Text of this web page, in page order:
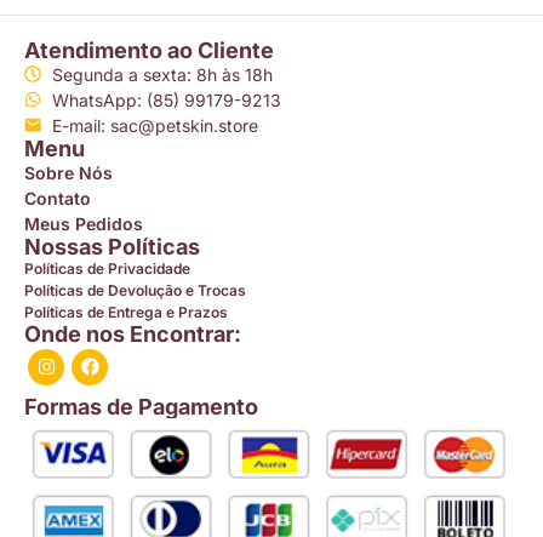
Atendimento ao Cliente
Segunda a sexta: 8h às 18h
WhatsApp: (85) 99179-9213
E-mail: sac@petskin.store
Menu
Sobre Nós
Contato
Meus Pedidos
Nossas Políticas
Políticas de Privacidade
Políticas de Devolução e Trocas
Políticas de Entrega e Prazos
Onde nos Encontrar:
Formas de Pagamento